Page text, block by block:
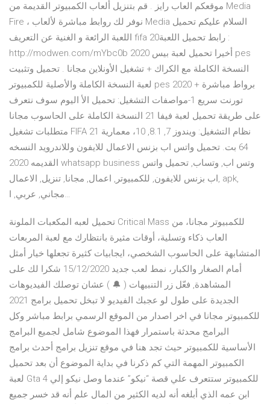
موقعكم العاب رايز . قم بتنزيل ألعاب الكمبيوتر القديمة من Media
Fire ، نوفر لك روابط مباشرة لألعاب Media السلام عليكم تحميل
اللعبة الرائعة و الغنية عن التعريف fifa 20رابط تحميل اللعبة :
http://modwen.com/mYbc0b أخيرا تحميل لعبة بيس 2020 pes
النسخة الكاملة مع الكراك + تشغيل الأونلاين مجانا . تحميل وتثبيت
لعبة النسخة الكاملة والأصلية للكمبيوتر pes 2020 برواط مباشرة +
تورنت سريع 1-مواصفات التشغيل: تحميل الأ اليوم سوف نتعرف
على طريقة تحميل لعبة فيفا 21 النسخة الكاملة على الحاسوب مجانا
متطلبات تشغيل FIFA 21 نظام التشغيل: ويندوز 7, 8.1, 10، معمارية
64 بت. تحميل واتس اب بزنس الاعمال للايفون وللاندرويد النسخه
القديمه 2020 whatsapp business وتس اب, وتساب, تحميل واتس
اب بزنس للايفون, للكمبيوتر, اعمال, مجانا, تنزيل, الاعمال, apk,
مجاني, عربي, ا…
تحميل لعبه المكعبات الملونة Critical Mass للكمبيوتر مجانا، من
العاب ذكاء وتسلية، أوقات مثيرة بانتظارك مع لعبة المربعات
المتشابهة على الحاسوب الشخصي، ايجابيات كثيرة تجعلها خيار أمثل
أمام الصغار والكبار، نمط لعب جديد 15/12/2020 شكرا لك على
المشاهدة, فعّل زر التنبيهات ( 🔔 ) عشان توصلك الفيديوهات
الجديدة على طول لو عجبك الفيديو لا تبخل تحميل برامج 2021
للكمبيوتر مجانا في اخر اصدار من الموقع الرسمي برابط مباشر وكل
البرامج محدثة باستمرار فهذا الموضوع شامل لجميع البرامج
الأساسية للكمبيوتر حيث تجد هنا في موقع تنزيل برامج أحدث برامج
الكمبيوتر المهمة التي كم ذكرنا في بداية الموضوع أن بعد تحميل
لعبة Gta 4 للكمبيوتر ستتعرف علي قصة “نيكو” عندما وصل نيكو إلي
ابن عمه الذي أبلغه أنه لديه الكثير من المال علم أنه قد خسر جميع